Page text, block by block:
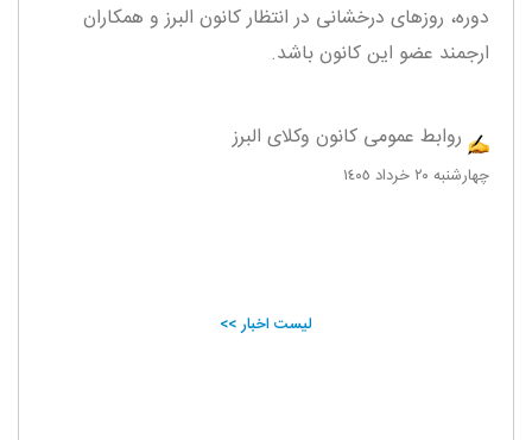
دوره، روزهای درخشانی در انتظار کانون البرز و همکاران
ارجمند عضو این کانون باشد.
روابط عمومی کانون وکلای البرز
چهارشنبه ٢٠ خرداد ١٤٠٥
لیست اخبار >>